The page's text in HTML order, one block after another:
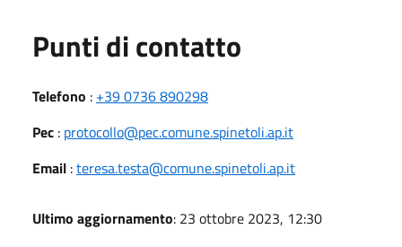
Punti di contatto
Telefono : +39 0736 890298
Pec : protocollo@pec.comune.spinetoli.ap.it
Email :teresa.testa@comune.spinetoli.ap.it
Ultimo aggiornamento: 23 ottobre 2023, 12:30